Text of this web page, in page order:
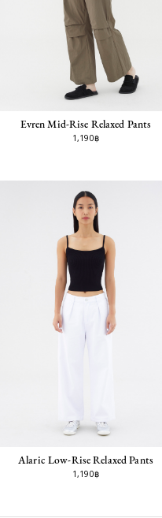
Evren Mid-Rise Relaxed Pants
1,190฿
Alaric Low-Rise Relaxed Pants
1,190฿